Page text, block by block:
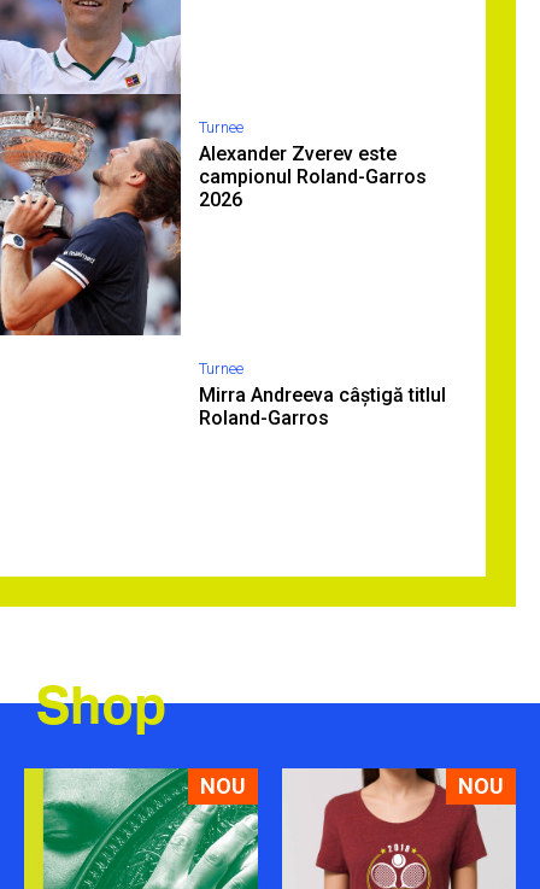
Turnee
Alexander Zverev este
campionul Roland-Garros
2026
Turnee
Mirra Andreeva câștigă titlul
Roland-Garros
Shop
NOU NOU